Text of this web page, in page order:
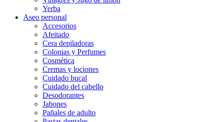
Yerba
Aseo personal
Accesorios
Afeitado
Cera depiladoras
Colonias y Perfumes
Cosmética
Cremas y lociones
Cuidado bucal
Cuidado del cabello
Desodorantes
Jabones
Pañales de adulto